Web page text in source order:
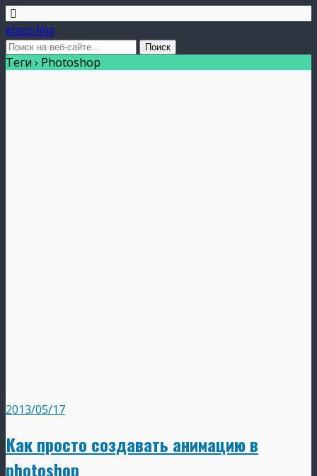
vdasus blog
Теги › Photoshop
2013/05/17
Как просто создавать анимацию в
photoshop